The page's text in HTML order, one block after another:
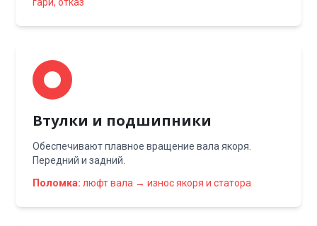
Втулки и подшипники
Обеспечивают плавное вращение вала якоря.
Передний и задний.
Поломка: люфт вала → износ якоря и статора